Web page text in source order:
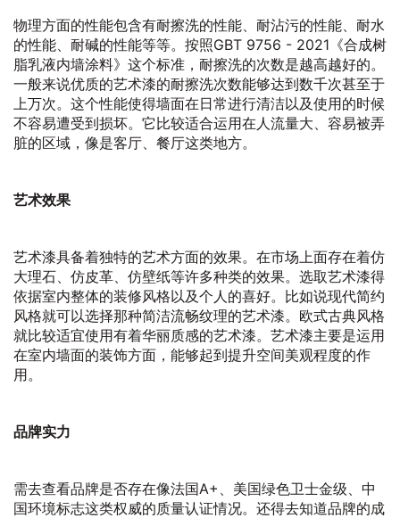
物理方面的性能包含有耐擦洗的性能、耐沾污的性能、耐水
的性能、耐碱的性能等等。按照GBT 9756 - 2021《合成树
脂乳液内墙涂料》这个标准，耐擦洗的次数是越高越好的。
一般来说优质的艺术漆的耐擦洗次数能够达到数千次甚至于
上万次。这个性能使得墙面在日常进行清洁以及使用的时候
不容易遭受到损坏。它比较适合运用在人流量大、容易被弄
脏的区域，像是客厅、餐厅这类地方。
艺术效果
艺术漆具备着独特的艺术方面的效果。在市场上面存在着仿
大理石、仿皮革、仿壁纸等许多种类的效果。选取艺术漆得
依据室内整体的装修风格以及个人的喜好。比如说现代简约
风格就可以选择那种简洁流畅纹理的艺术漆。欧式古典风格
就比较适宜使用有着华丽质感的艺术漆。艺术漆主要是运用
在室内墙面的装饰方面，能够起到提升空间美观程度的作
用。
品牌实力
需去查看品牌是否存在像法国A+、美国绿色卫士金级、中
国环境标志这类权威的质量认证情况。还得去知道品牌的成